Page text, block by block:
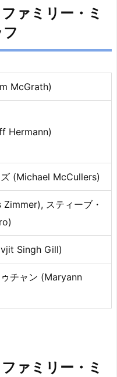
ァミリー・ミ
McGrath)
Hermann)
(Michael McCullers)
スティーブ・
Singh Gill)
チャン (Maryann
ァミリー・ミ